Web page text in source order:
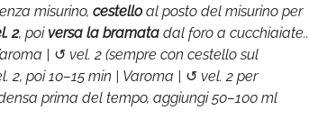
misurino, cestelloal posto del misurino per
2, poi versa la bramata dal foro a cucchiaiate..
| ↺ vel. 2 (sempre con cestello sul
2, poi 10–15 min | Varoma | ↺ vel. 2 per
prima del tempo, aggiungi 50–100 ml